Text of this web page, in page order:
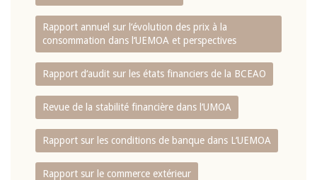
Rapport annuel sur l‘évolution des prix à la
consommation dans l‘UEMOA et perspectives
Rapport d‘audit sur les états financiers de la BCEAO
Revue de la stabilité financière dans l‘UMOA
Rapport sur les conditions de banque dans L‘UEMOA
Rapport sur le commerce extérieur